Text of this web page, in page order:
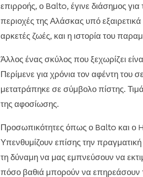
επιρροής, ο Balto, έγινε διάσημος
περιοχές της Αλάσκας υπό
αρκετές ζωές, και η ιστορία του
Άλλος ένας σκύλος που ξεχωρίζει
Περίμενε για χρόνια τον αφέντη του
μετατράπηκε σε σύμβολο πίστης.
της αφοσίωσης.
Προσωπικότητες όπως ο Balto και ο
Υπενθυμίζουν επίσης την
τη δύναμη να μας εμπνεύσουν να
πόσο βαθιά μπορούν να επηρεάσουν